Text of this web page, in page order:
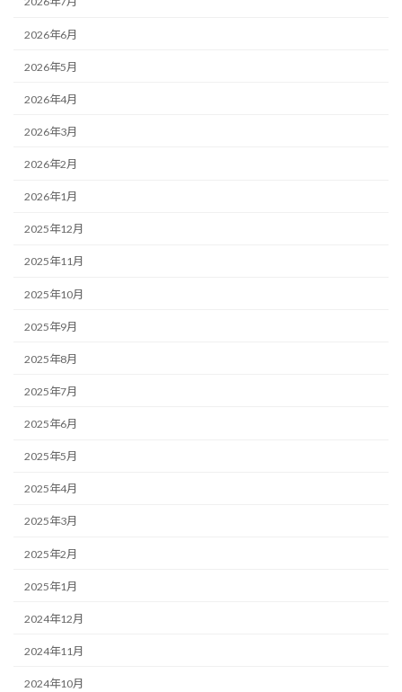
2026年6月
2026年5月
2026年4月
2026年3月
2026年2月
2026年1月
2025年12月
2025年11月
2025年10月
2025年9月
2025年8月
2025年7月
2025年6月
2025年5月
2025年4月
2025年3月
2025年2月
2025年1月
2024年12月
2024年11月
2024年10月